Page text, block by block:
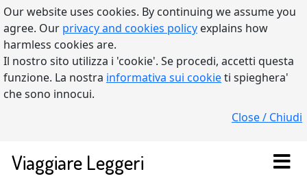
Our website uses cookies. By continuing we assume you
agree. Our privacy and cookies policy explains how
harmless cookies are.
Il nostro sito utilizza i 'cookie'. Se procedi, accetti questa
funzione. La nostra informativa sui cookieti spieghera'
che sono innocui.
Close / Chiudi
Viaggiare Leggeri